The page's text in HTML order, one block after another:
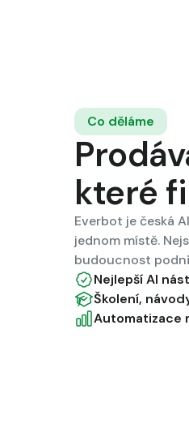
Co děláme
které
Everbot je česká
jednom místě.
budoucnost
Nejlepší AI
Školení,
Automatizace